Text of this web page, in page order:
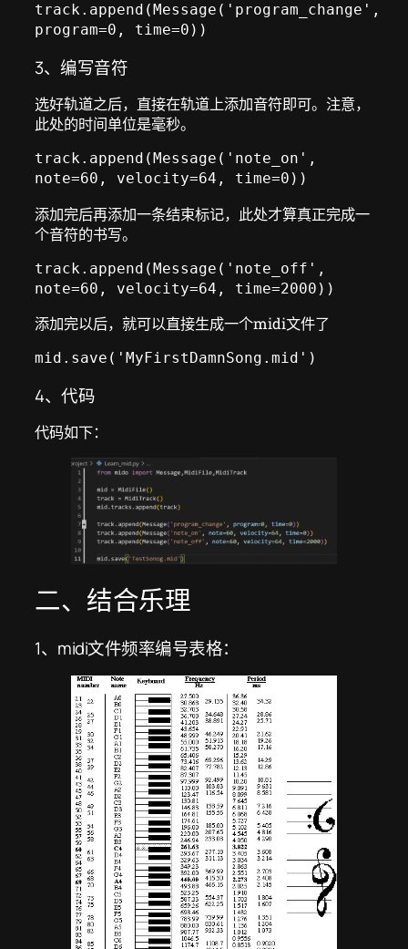
track.append(Message('program_change',
program=0, time=0))
3、编写音符
选好轨道之后，直接在轨道上添加音符即可。注意，
此处的时间单位是毫秒。
track.append(Message('note_on',
note=60, velocity=64, time=0))
添加完后再添加一条结束标记，此处才算真正完成一
个音符的书写。
track.append(Message('note_off',
note=60, velocity=64, time=2000))
添加完以后，就可以直接生成一个midi文件了
mid.save('MyFirstDamnSong.mid')
4、代码
代码如下：
二、结合乐理
1、midi文件频率编号表格：